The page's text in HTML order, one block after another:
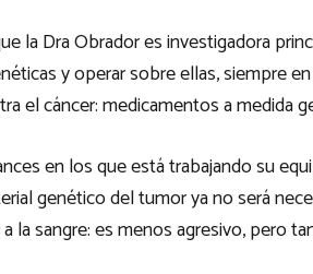
la Dra Obrador es investigadora
y operar sobre ellas, siempre
el cáncer: medicamentos a medida
en los que está trabajando su
genético del tumor ya no será
la sangre: es menos agresivo, pero